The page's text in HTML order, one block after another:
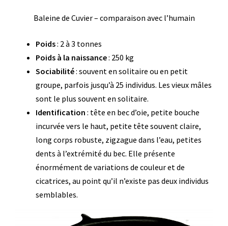
Baleine de Cuvier – comparaison avec l’humain
Poids: 2 à 3 tonnes
Poids à la naissance: 250 kg
Sociabilité: souvent en solitaire ou en petit
groupe, parfois jusqu’à 25 individus. Les vieux mâles
sont le plus souvent en solitaire.
Identification : tête en bec d’oie, petite bouche
incurvée vers le haut, petite tête souvent claire,
long corps robuste, zigzague dans l’eau, petites
dents à l’extrémité du bec. Elle présente
énormément de variations de couleur et de
cicatrices, au point qu’il n’existe pas deux individus
semblables.